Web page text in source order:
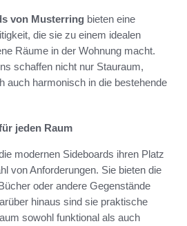
von Musterring bieten eine
die sie zu einem idealen
Räume in der Wohnung macht.
schaffen nicht nur Stauraum,
auch harmonisch in die bestehende
jeden Raum
modernen Sideboards ihren Platz
von Anforderungen. Sie bieten die
oder andere Gegenstände
hinaus sind sie praktische
sowohl funktional als auch